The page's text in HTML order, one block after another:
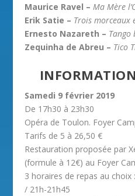
Maurice Ravel –Ma Mère
Erik Satie – Trois morceaux
Ernesto Nazareth – Tango
Zequinha de Abreu – Tico
Samedi 9 février 2019
De 17h30 à 23h30
Opéra de Toulon. Foyer
Tarifs de 5 à 26,50 €
Restauration proposée par
(formule à 12€) au Foyer
3 horaires de repas au
/ 21h-21h45